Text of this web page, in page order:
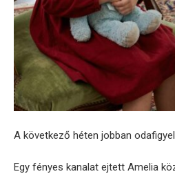
A következő héten jobban
Egy fényes kanalat ejtett Amelia